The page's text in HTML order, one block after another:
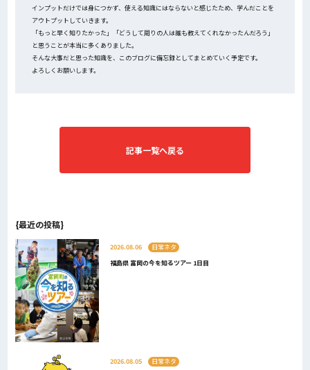
インプットだけでは身につかず、使える知識にはならないと感じたため、学んだことを
アウトプットしていきます。
「もっと早く知りたかった」「どうして周りの人は誰も教えてくれなかったんだろう」
と思うことが本当に多くありました。
そんな大事だと思った知識を、このブログに備忘録としてまとめていく予定です。
よろしくお願いします。
記事一覧へ戻る
{最近の投稿}
2026.08.06
日常ネタ
福島県 富岡の今を知るツアー 1日目
2026.08.05
日常ネタ